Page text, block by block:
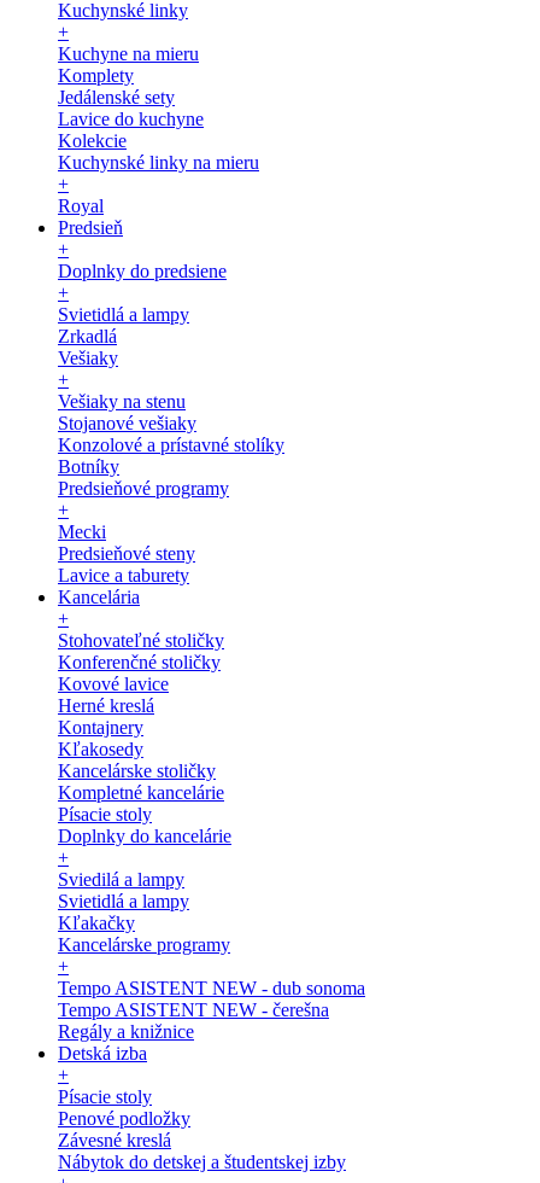
Kuchynské linky
+
Kuchyne na mieru
Komplety
Jedálenské sety
Lavice do kuchyne
Kolekcie
Kuchynské linky na mieru
+
Royal
Predsieň
+
Doplnky do predsiene
+
Svietidlá a lampy
Zrkadlá
Vešiaky
+
Vešiaky na stenu
Stojanové vešiaky
Konzolové a prístavné stolíky
Botníky
Predsieňové programy
+
Mecki
Predsieňové steny
Lavice a taburety
Kancelária
+
Stohovateľné stoličky
Konferenčné stoličky
Kovové lavice
Herné kreslá
Kontajnery
Kľakosedy
Kancelárske stoličky
Kompletné kancelárie
Písacie stoly
Doplnky do kancelárie
+
Sviedilá a lampy
Svietidlá a lampy
Kľakačky
Kancelárske programy
+
Tempo ASISTENT NEW - dub sonoma
Tempo ASISTENT NEW - čerešna
Regály a knižnice
Detská izba
+
Písacie stoly
Penové podložky
Závesné kreslá
Nábytok do detskej a študentskej izby